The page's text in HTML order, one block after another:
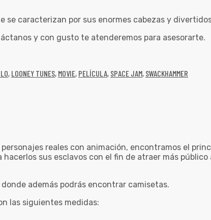
se caracterizan por sus enormes cabezas y
y con gusto te atenderemos para asesorarte.
, LOONEY TUNES, MOVIE, PELÍCULA, SPACE JAM, SWACKHAMMER
reales con animación, encontramos el
sus esclavos con el fin de atraer más
donde además podrás encontrar camisetas.
las siguientes medidas: